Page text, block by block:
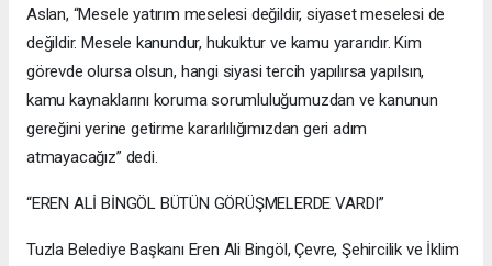
Aslan, “Mesele yatırım meselesi değildir, siyaset meselesi de
değildir. Mesele kanundur, hukuktur ve kamu yararıdır. Kim
görevde olursa olsun, hangi siyasi tercih yapılırsa yapılsın,
kamu kaynaklarını koruma sorumluluğumuzdan ve kanunun
gereğini yerine getirme kararlılığımızdan geri adım
atmayacağız” dedi.
“EREN ALİ BİNGÖL BÜTÜN GÖRÜŞMELERDE VARDI”
Tuzla Belediye Başkanı Eren Ali Bingöl, Çevre, Şehircilik ve İklim